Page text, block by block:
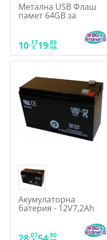
Метална USB Флаш
памет 64GB за
10,17
€ 19,89
лв.
Акумулаторна
батерия - 12V7,2Ah
,07 ,90